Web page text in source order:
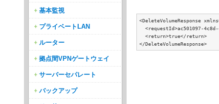
<DeleteVolumeResponse
<requestId>ac501097-
  <return>true</return>
基本監視
プライベートLAN
ルーター
拠点間VPNゲートウェイ
サーバーセパレート
バックアップ